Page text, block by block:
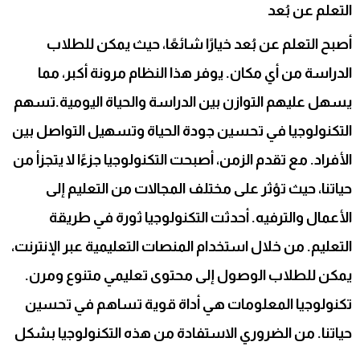
التعلم عن بُعد
أصبح التعلم عن بُعد خيارًا شائعًا، حيث يمكن للطلاب
الدراسة من أي مكان. يوفر هذا النظام مرونة أكبر، مما
يسهل عليهم التوازن بين الدراسة والحياة اليومية.تسهم
التكنولوجيا في تحسين جودة الحياة وتسهيل التواصل بين
الأفراد. مع تقدم الزمن، أصبحت التكنولوجيا جزءًا لا يتجزأ من
حياتنا، حيث تؤثر على مختلف المجالات من التعليم إلى
الأعمال والترفيه. أحدثت التكنولوجيا ثورة في طريقة
التعليم. من خلال استخدام المنصات التعليمية عبر الإنترنت،
يمكن للطلاب الوصول إلى محتوى تعليمي متنوع ومرن.
تكنولوجيا المعلومات هي أداة قوية تساهم في تحسين
حياتنا. من الضروري الاستفادة من هذه التكنولوجيا بشكل